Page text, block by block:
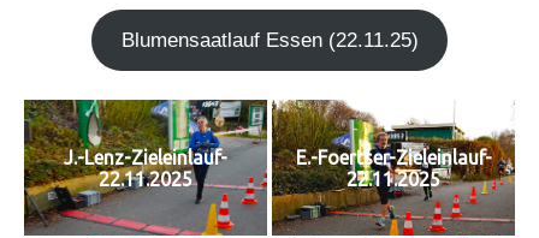
Blu­men­saat­lauf Essen (22.11.25)
J.-Lenz-Zieleinlauf-
22.11.2025
E.-Foertser-Zieleinlauf-
22.11.2025